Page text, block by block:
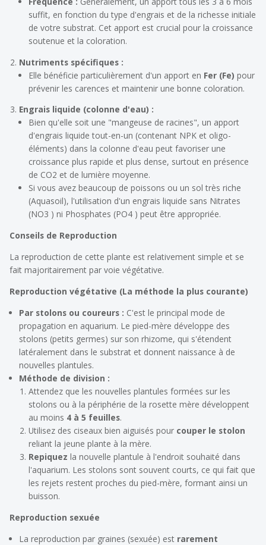
suffit, en fonction du type d'engrais et de la richesse initiale
de votre substrat. Cet apport est crucial pour la croissance
soutenue et la coloration.
Nutriments spécifiques :
Elle bénéficie particulièrement d'un apport en Fer (Fe) pour
prévenir les carences et maintenir une bonne coloration.
Engrais liquide (colonne d'eau) :
Bien qu'elle soit une "mangeuse de racines", un apport
d'engrais liquide tout-en-un (contenant NPK et oligo-
éléments) dans la colonne d'eau peut favoriser une
croissance plus rapide et plus dense, surtout en présence
de CO2 et de lumière moyenne.
Si vous avez beaucoup de poissons ou un sol très riche
(Aquasoil), l'utilisation d'un engrais liquide sans Nitrates
(NO3 ) ni Phosphates (PO4 ) peut être appropriée.
Conseils de Reproduction
La reproduction de cette plante est relativement simple et se
fait majoritairement par voie végétative.
Reproduction végétative (La méthode la plus courante)
Par stolons ou coureurs : C'est le principal mode de
propagation en aquarium. Le pied-mère développe des
stolons (petits germes) sur son rhizome, qui s'étendent
latéralement dans le substrat et donnent naissance à de
nouvelles plantules.
Méthode de division :
Attendez que les nouvelles plantules formées sur les
stolons ou à la périphérie de la rosette mère développent
au moins 4 à 5 feuilles.
Utilisez des ciseaux bien aiguisés pour couper le stolon
reliant la jeune plante à la mère.
Repiquez la nouvelle plantule à l'endroit souhaité dans
l'aquarium. Les stolons sont souvent courts, ce qui fait que
les rejets restent proches du pied-mère, formant ainsi un
buisson.
Reproduction sexuée
La reproduction par graines (sexuée) est rarement